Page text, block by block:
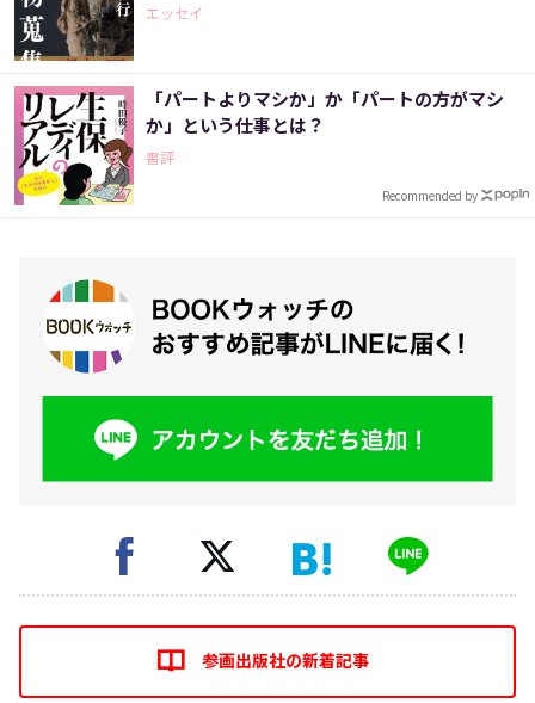
エッセイ
「パートよりマシか」か「パートの方がマシ
か」という仕事とは？
書評
Recommended by
参画出版社の新着記事